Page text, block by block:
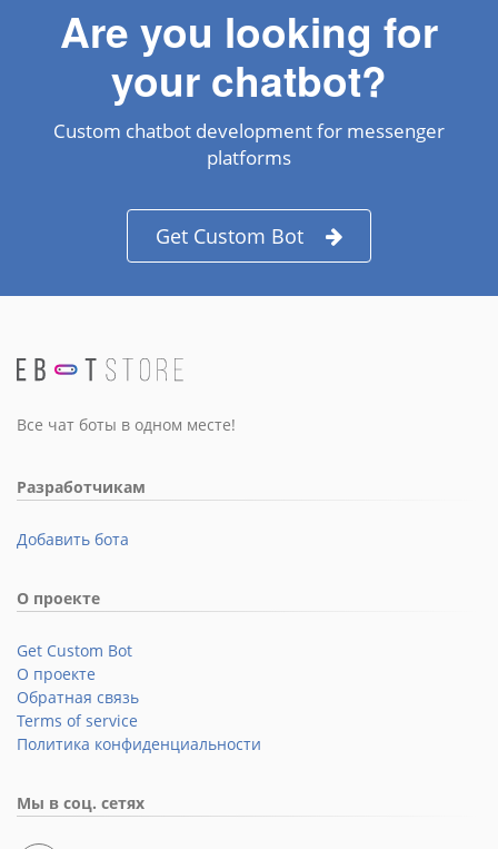
Are you looking for
your chatbot?
Custom chatbot development for messenger
platforms
Get Custom Bot
Все чат боты в одном месте!
Разработчикам
Добавить бота
О проекте
Get Custom Bot
О проекте
Обратная связь
Terms of service
Политика конфиденциальности
Мы в соц. сетях